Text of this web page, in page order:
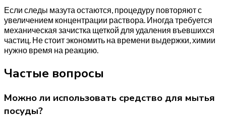
Если следы мазута остаются, процедуру повторяют с
увеличением концентрации раствора. Иногда требуется
механическая зачистка щеткой для удаления въевшихся
частиц. Не стоит экономить на времени выдержки, химии
нужно время на реакцию.
Частые вопросы
Можно ли использовать средство для мытья
посуды?